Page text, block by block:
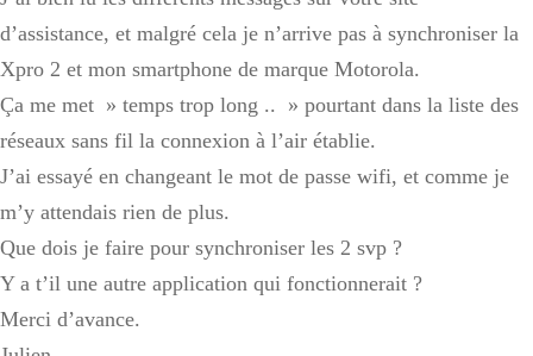
d’assistance, et malgré cela je n’arrive pas à synchroniser la
Xpro 2 et mon smartphone de marque Motorola.
Ça me met » temps trop long .. » pourtant dans la liste des
réseaux sans fil la connexion à l’air établie.
J’ai essayé en changeant le mot de passe wifi, et comme je
m’y attendais rien de plus.
Que dois je faire pour synchroniser les 2 svp ?
Y a t’il une autre application qui fonctionnerait ?
Merci d’avance.